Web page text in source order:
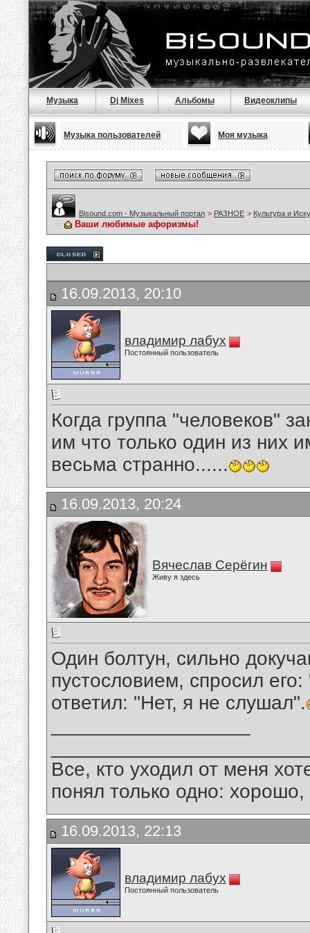
Музыка Dj Mixes Альбомы Видеоклипы
Музыка пользователей Моя музыка
Bisound.com - Музыкальный портал > РАЗНОЕ > Культура и
Ваши любимые афоризмы!
16.09.2013, 20:10
владимир лабух
Постоянный пользователь
Когда группа "человеков"
им что только один из них
весьма странно......
16.09.2013, 20:24
Вячеслав Серёгин
Живу я здесь
Один болтун, сильно
пустословием, спросил
ответил: "Нет, я не слушал".
Все, кто уходил от меня
понял только одно:
16.09.2013, 22:13
владимир лабух
Постоянный пользователь